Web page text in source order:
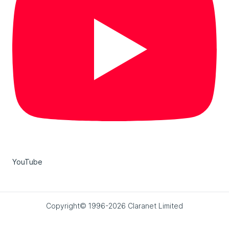
YouTube
Copyright© 1996-2026 Claranet Limited